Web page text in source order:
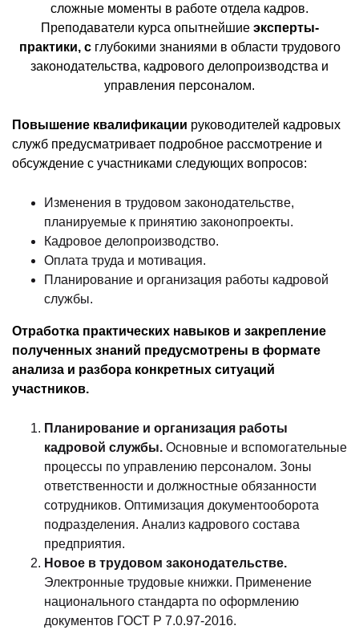
сложные моменты в работе отдела кадров.
Преподаватели курса опытнейшие эксперты-
практики, с глубокими знаниями в области трудового
законодательства, кадрового делопроизводства и
управления персоналом.
Повышение квалификации руководителей кадровых
служб предусматривает подробное рассмотрение и
обсуждение с участниками следующих вопросов:
Изменения в трудовом законодательстве,
планируемые к принятию законопроекты.
Кадровое делопроизводство.
Оплата труда и мотивация.
Планирование и организация работы кадровой
службы.
Отработка практических навыков и закрепление
полученных знаний предусмотрены в формате
анализа и разбора конкретных ситуаций
участников.
Планирование и организация работы
кадровой службы. Основные и вспомогательные
процессы по управлению персоналом. Зоны
ответственности и должностные обязанности
сотрудников. Оптимизация документооборота
подразделения. Анализ кадрового состава
предприятия.
Новое в трудовом законодательстве.
Электронные трудовые книжки. Применение
национального стандарта по оформлению
документов ГОСТ Р 7.0.97-2016.